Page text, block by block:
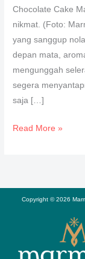
Chocolate Cake
nikmat. (Foto:
yang sanggup
depan mata,
mengunggah
segera
saja […]
Biking
Ngiler
Read More »
Copyright © 2026